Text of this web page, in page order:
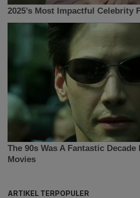
ARTIKEL TERPOPULER